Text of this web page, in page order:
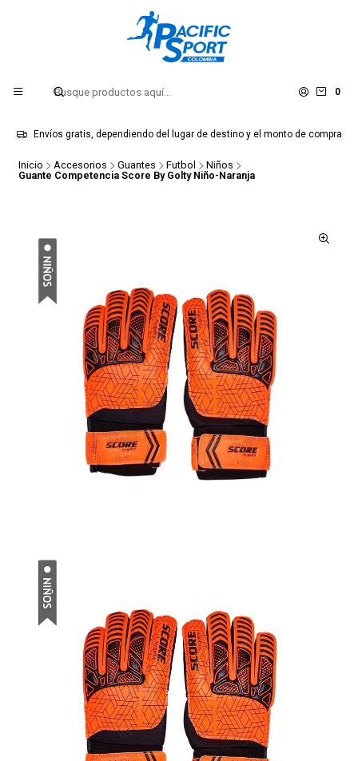
0
Envíos gratis, dependiendo del lugar de destino y el monto de compra
Inicio Accesorios Guantes Futbol
Niños
Guante Competencia Score By Golty Niño-Naranja